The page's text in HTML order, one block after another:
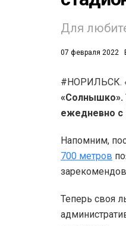
Для
07 февраля 2022
#НОРИЛЬСК.
«Солнышко».
ежедневно с
Напомним,
700 метров
Теперь своя